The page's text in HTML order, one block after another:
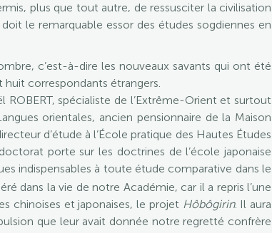
plus que tout autre, de ressusciter la civilisation
le remarquable essor des études sogdiennes en
c’est-à-dire les nouveaux savants qui ont été
huit correspondants étrangers.
spécialiste de l’Extrême-Orient et surtout
orientales, ancien pensionnaire de la Maison
d’étude à l’École pratique des Hautes Études
porte sur les doctrines de l’école japonaise
indispensables à toute étude comparative dans le
dans la vie de notre Académie, car il a repris l’une
chinoises et japonaises, le projet Hôbôgirin. Il aura
que leur avait donnée notre regretté confrère